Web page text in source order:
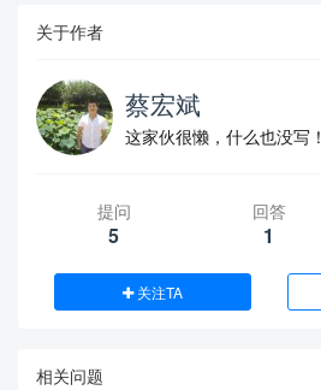
关于作者
蔡宏斌
这家伙很懒，什么也没写！
提问
5
回答
1
关注TA
相关问题